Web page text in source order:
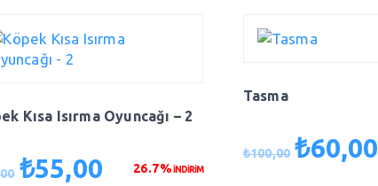
Kısa Isırma Oyuncağı – 2
Orijinal
₺55,00 26.7%İNDİRİM
Tasma
₺100,00 Orijinal
₺60,00